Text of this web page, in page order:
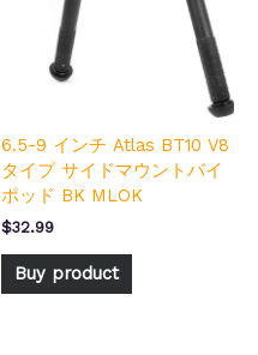
6.5-9 インチ Atlas BT10 V8
タイプ サイドマウントバイ
ポッド BK MLOK
$32.99
Buy product